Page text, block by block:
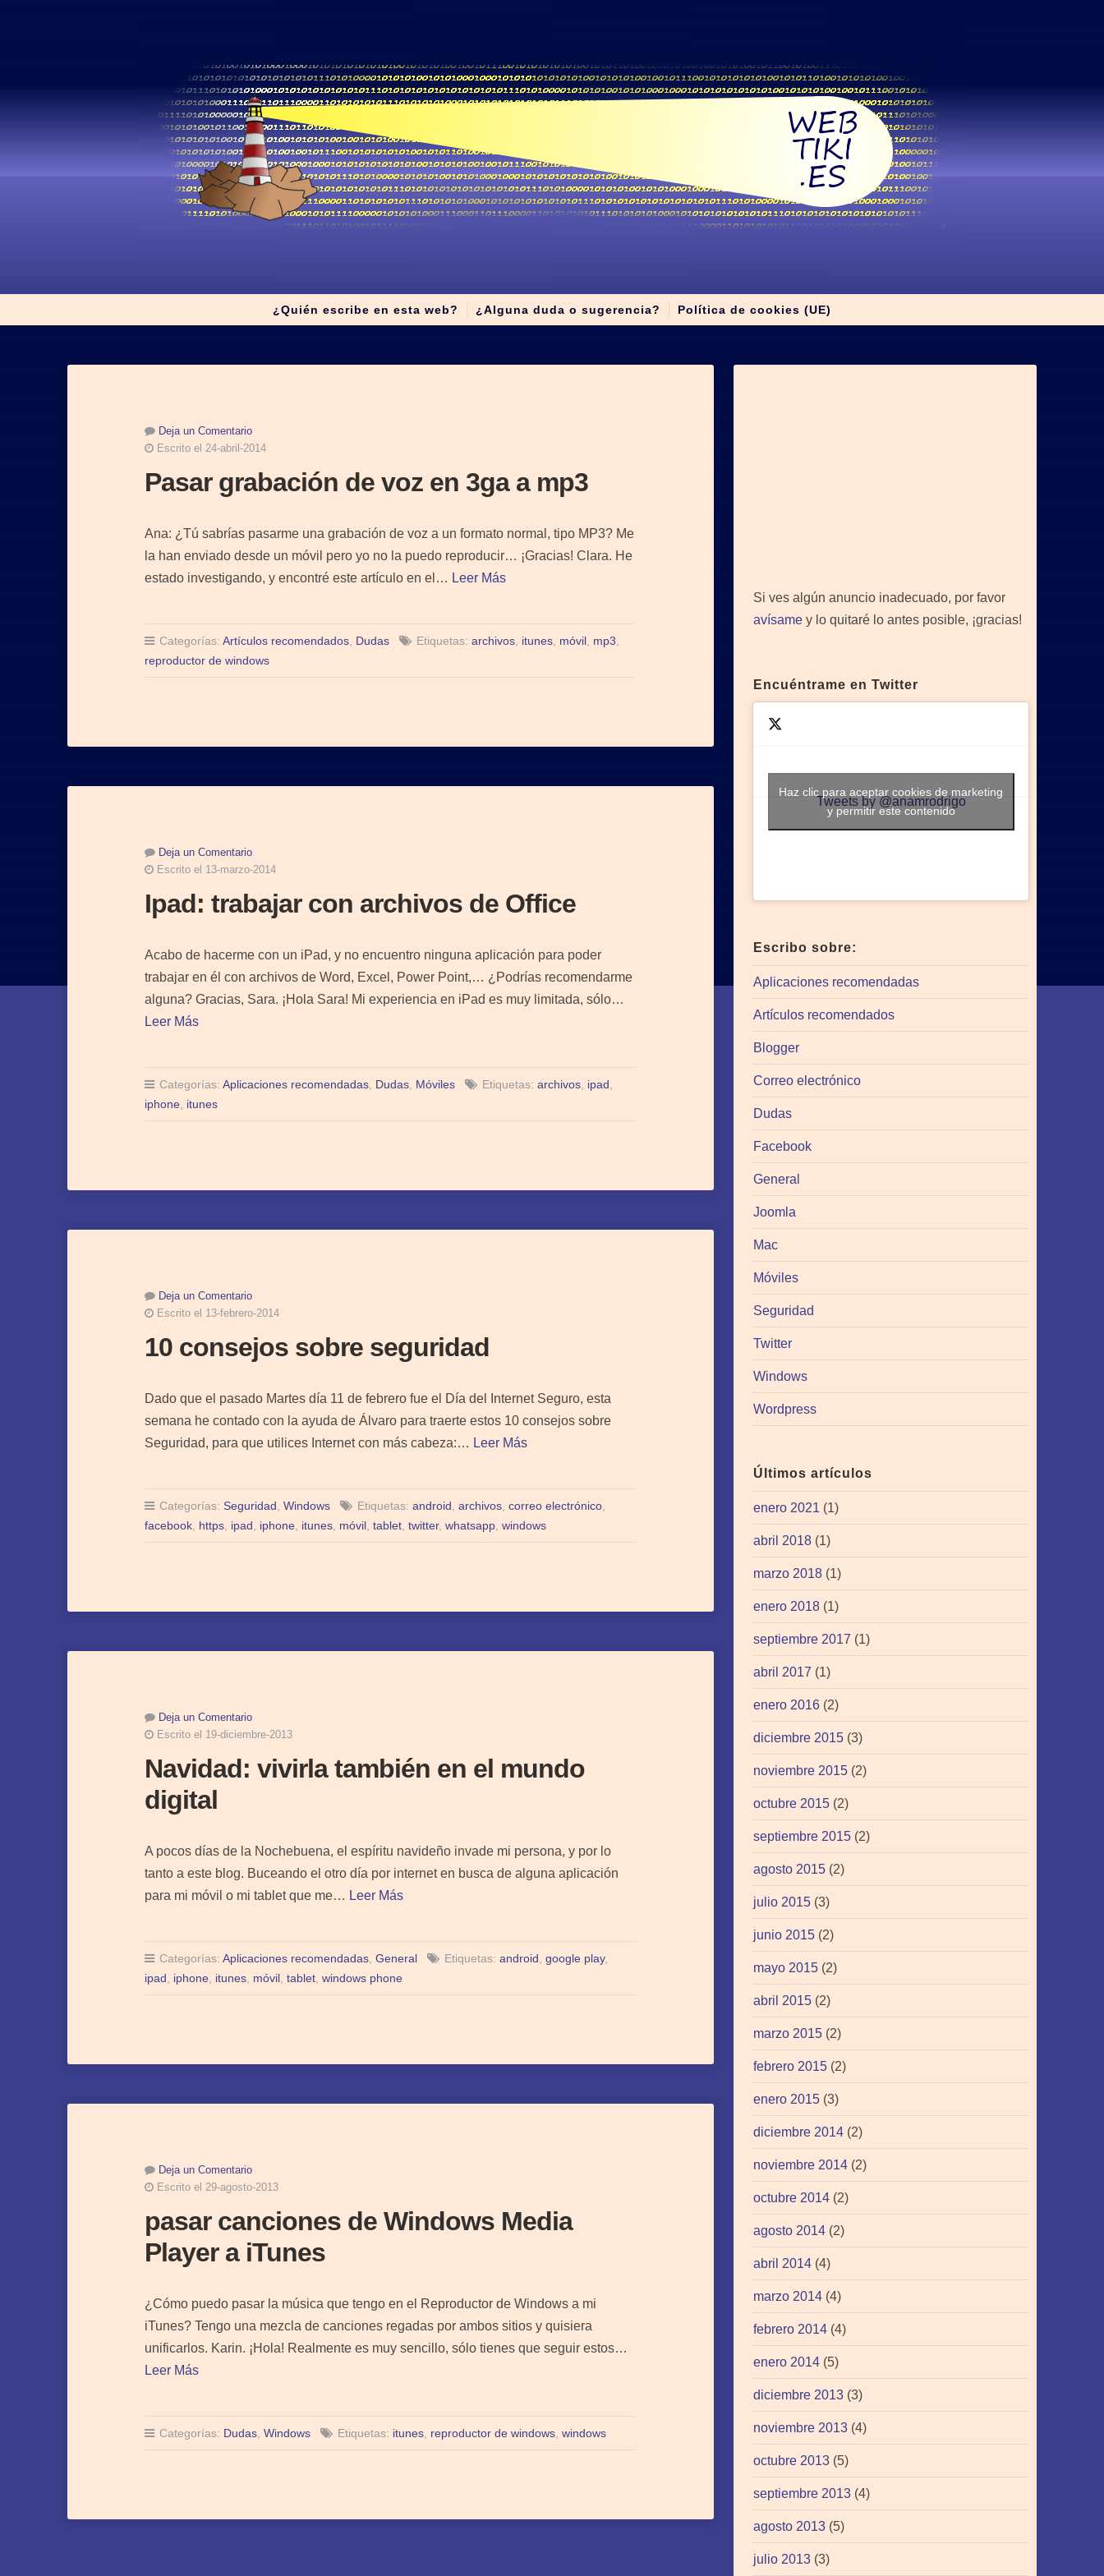
¿Quién escribe en esta web? ¿Alguna duda o sugerencia? Política de cookies (UE)
Deja un Comentario
Escrito el 24-abril-2014
Pasar grabación de voz en 3ga a mp3
Ana: ¿Tú sabrías pasarme una grabación de voz a un formato normal, tipo MP3? Me
la han enviado desde un móvil pero yo no la puedo reproducir… ¡Gracias! Clara. He
estado investigando, y encontré este artículo en el… Leer Más
Categorías:Artículos recomendados, Dudas Etiquetas:archivos, itunes, móvil, mp3,
reproductor de windows
Deja un Comentario
Escrito el 13-marzo-2014
Ipad: trabajar con archivos de Office
Acabo de hacerme con un iPad, y no encuentro ninguna aplicación para poder
trabajar en él con archivos de Word, Excel, Power Point,… ¿Podrías recomendarme
alguna? Gracias, Sara. ¡Hola Sara! Mi experiencia en iPad es muy limitada, sólo…
Leer Más
Categorías:Aplicaciones recomendadas, Dudas, Móviles Etiquetas:archivos, ipad,
iphone, itunes
Deja un Comentario
Escrito el 13-febrero-2014
10 consejos sobre seguridad
Dado que el pasado Martes día 11 de febrero fue el Día del Internet Seguro, esta
semana he contado con la ayuda de Álvaro para traerte estos 10 consejos sobre
Seguridad, para que utilices Internet con más cabeza:… Leer Más
Categorías:Seguridad,Windows Etiquetas:android,archivos,correo electrónico,
facebook, https, ipad, iphone, itunes, móvil,tablet,twitter,whatsapp,windows
Deja un Comentario
Escrito el 19-diciembre-2013
Navidad: vivirla también en el mundo
digital
A pocos días de la Nochebuena, el espíritu navideño invade mi persona, y por lo
tanto a este blog. Buceando el otro día por internet en busca de alguna aplicación
para mi móvil o mi tablet que me… Leer Más
Categorías:Aplicaciones recomendadas,General Etiquetas:android,google play,
ipad, iphone, itunes, móvil,tablet,windows phone
Deja un Comentario
Escrito el 29-agosto-2013
pasar canciones de Windows Media
Player a iTunes
¿Cómo puedo pasar la música que tengo en el Reproductor de Windows a mi
iTunes? Tengo una mezcla de canciones regadas por ambos sitios y quisiera
unificarlos. Karin. ¡Hola! Realmente es muy sencillo, sólo tienes que seguir estos…
Leer Más
Categorías: Dudas,Windows Etiquetas: itunes, reproductor de windows,windows
Si ves algún anuncio inadecuado, por favor
avísame y lo quitaré lo antes posible, ¡gracias!
Encuéntrame en Twitter
Tweets by @anamrodrigo
Haz clic para aceptar cookies de marketing
y permitir este contenido
Escribo sobre:
Aplicaciones recomendadas
Artículos recomendados
Blogger
Correo electrónico
Dudas
Facebook
General
Joomla
Mac
Móviles
Seguridad
Twitter
Windows
Wordpress
Últimos artículos
enero 2021 (1)
abril 2018 (1)
marzo 2018 (1)
enero 2018 (1)
septiembre 2017 (1)
abril 2017 (1)
enero 2016 (2)
diciembre 2015 (3)
noviembre 2015 (2)
octubre 2015 (2)
septiembre 2015 (2)
agosto 2015 (2)
julio 2015 (3)
junio 2015 (2)
mayo 2015 (2)
abril 2015 (2)
marzo 2015 (2)
febrero 2015 (2)
enero 2015 (3)
diciembre 2014 (2)
noviembre 2014 (2)
octubre 2014 (2)
agosto 2014 (2)
abril 2014 (4)
marzo 2014 (4)
febrero 2014 (4)
enero 2014 (5)
diciembre 2013 (3)
noviembre 2013 (4)
octubre 2013 (5)
septiembre 2013 (4)
agosto 2013 (5)
julio 2013 (3)